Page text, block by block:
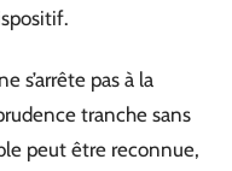
s’arrête pas à la
tranche sans
peut être reconnue,